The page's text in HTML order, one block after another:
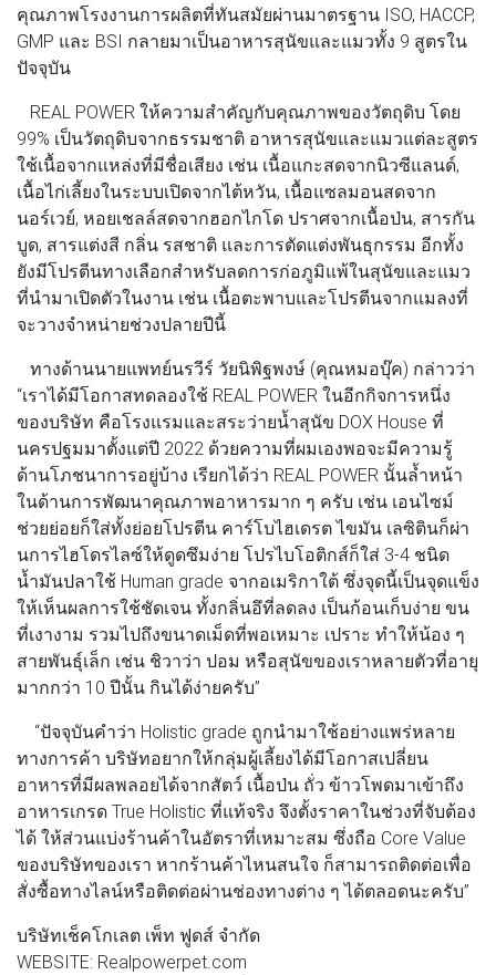
คุณภาพโรงงานการผลิตที่ทันสมัยผ่านมาตรฐาน ISO, HACCP,
GMP และ BSI กลายมาเป็นอาหารสุนัขและแมวทั้ง 9 สูตรใน
ปัจจุบัน
REAL POWER ให้ความสำคัญกับคุณภาพของวัตถุดิบ โดย
99% เป็นวัตถุดิบจากธรรมชาติ อาหารสุนัขและแมวแต่ละสูตร
ใช้เนื้อจากแหล่งที่มีชื่อเสียง เช่น เนื้อแกะสดจากนิวซีแลนด์,
เนื้อไก่เลี้ยงในระบบเปิดจากไต้หวัน, เนื้อแซลมอนสดจาก
นอร์เวย์, หอยเชลล์สดจากฮอกไกโด ปราศจากเนื้อป่น, สารกัน
บูด, สารแต่งสี กลิ่น รสชาติ และการตัดแต่งพันธุกรรม อีกทั้ง
ยังมีโปรตีนทางเลือกสำหรับลดการก่อภูมิแพ้ในสุนัขและแมว
ที่นำมาเปิดตัวในงาน เช่น เนื้อตะพาบและโปรตีนจากแมลงที่
จะวางจำหน่ายช่วงปลายปีนี้
ทางด้านนายแพทย์นรวีร์ วัยนิพิฐพงษ์ (คุณหมอบุ๊ค) กล่าวว่า
“เราได้มีโอกาสทดลองใช้ REAL POWER ในอีกกิจการหนึ่ง
ของบริษัท คือโรงแรมและสระว่ายน้ำสุนัข DOX House ที่
นครปฐมมาตั้งแต่ปี 2022 ด้วยความที่ผมเองพอจะมีความรู้
ด้านโภชนาการอยู่บ้าง เรียกได้ว่า REAL POWER นั้นล้ำหน้า
ในด้านการพัฒนาคุณภาพอาหารมาก ๆ ครับ เช่น เอนไซม์
ช่วยย่อยก็ใส่ทั้งย่อยโปรตีน คาร์โบไฮเดรต ไขมัน เลซิตินก็ผ่า
นการไฮโดรไลซ์ให้ดูดซึมง่าย โปรไบโอติกส์ก็ใส่ 3-4 ชนิด
น้ำมันปลาใช้ Human grade จากอเมริกาใต้ ซึ่งจุดนี้เป็นจุดแข็ง
ให้เห็นผลการใช้ชัดเจน ทั้งกลิ่นอึที่ลดลง เป็นก้อนเก็บง่าย ขน
ที่เงางาม รวมไปถึงขนาดเม็ดที่พอเหมาะ เปราะ ทำให้น้อง ๆ
สายพันธุ์เล็ก เช่น ชิวาว่า ปอม หรือสุนัขของเราหลายตัวที่อายุ
มากกว่า 10 ปีนั้น กินได้ง่ายครับ”
“ปัจจุบันคำว่า Holistic grade ถูกนำมาใช้อย่างแพร่หลาย
ทางการค้า บริษัทอยากให้กลุ่มผู้เลี้ยงได้มีโอกาสเปลี่ยน
อาหารที่มีผลพลอยได้จากสัตว์ เนื้อป่น ถั่ว ข้าวโพดมาเข้าถึง
อาหารเกรด True Holistic ที่แท้จริง จึงตั้งราคาในช่วงที่จับต้อง
ได้ ให้ส่วนแบ่งร้านค้าในอัตราที่เหมาะสม ซึ่งถือ Core Value
ของบริษัทของเรา หากร้านค้าไหนสนใจ ก็สามารถติดต่อเพื่อ
สั่งซื้อทางไลน์หรือติดต่อผ่านช่องทางต่าง ๆ ได้ตลอดนะครับ”
บริษัทเช็คโกเลต เพ็ท ฟูดส์ จำกัด
WEBSITE: Realpowerpet.com